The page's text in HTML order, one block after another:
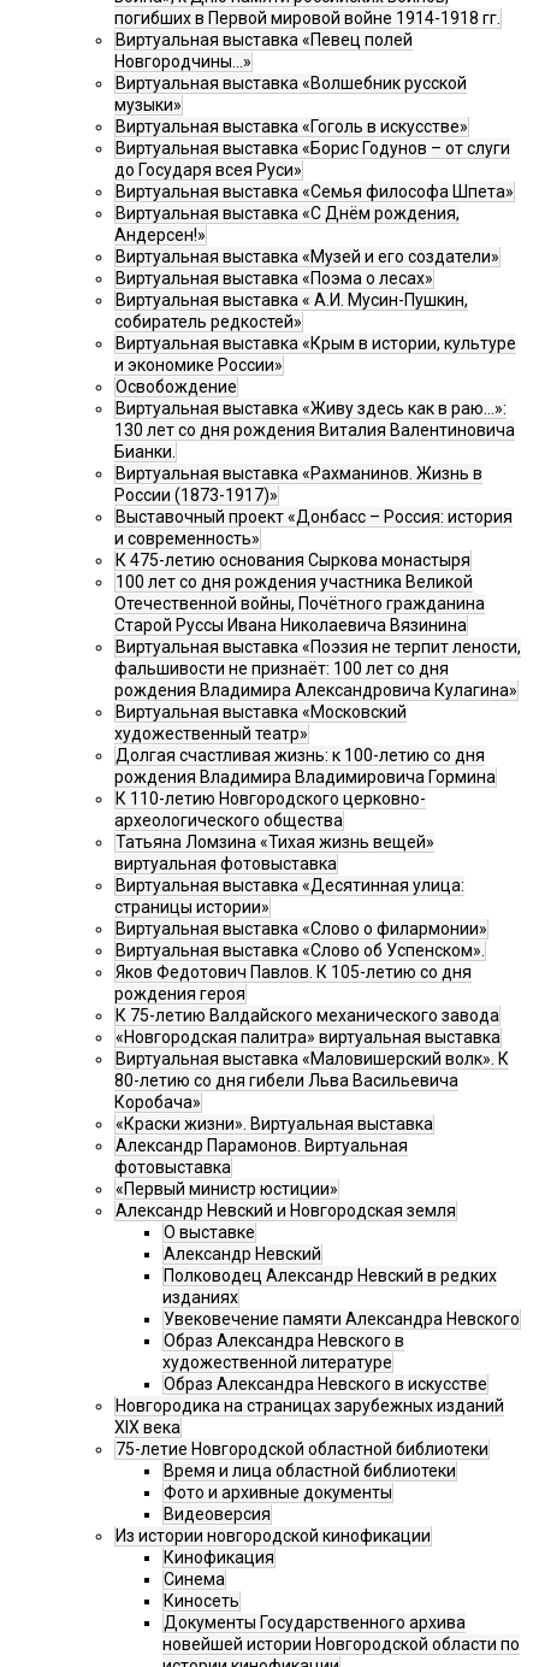
погибших в Первой мировой войне 1914-1918 гг.
Виртуальная выставка «Певец полей
Новгородчины…»
Виртуальная выставка «Волшебник русской
музыки»
Виртуальная выставка «Гоголь в искусстве»
Виртуальная выставка «Борис Годунов – от слуги
до Государя всея Руси»
Виртуальная выставка «Семья философа Шпета»
Виртуальная выставка «С Днём рождения,
Андерсен!»
Виртуальная выставка «Музей и его создатели»
Виртуальная выставка «Поэма о лесах»
Виртуальная выставка « А.И. Мусин-Пушкин,
собиратель редкостей»
Виртуальная выставка «Крым в истории, культуре
и экономике России»
Освобождение
Виртуальная выставка «Живу здесь как в раю…»:
130 лет со дня рождения Виталия Валентиновича
Бианки.
Виртуальная выставка «Рахманинов. Жизнь в
России (1873-1917)»
Выставочный проект «Донбасс – Россия: история
и современность»
К 475-летию основания Сыркова монастыря
100 лет со дня рождения участника Великой
Отечественной войны, Почётного гражданина
Старой Руссы Ивана Николаевича Вязинина
Виртуальная выставка «Поэзия не терпит лености,
фальшивости не признаёт: 100 лет со дня
рождения Владимира Александровича Кулагина»
Виртуальная выставка «Московский
художественный театр»
Долгая счастливая жизнь: к 100-летию со дня
рождения Владимира Владимировича Гормина
К 110-летию Новгородского церковно-
археологического общества
Татьяна Ломзина «Тихая жизнь вещей»
виртуальная фотовыставка
Виртуальная выставка «Десятинная улица:
страницы истории»
Виртуальная выставка «Слово о филармонии»
Виртуальная выставка «Слово об Успенском».
Яков Федотович Павлов. К 105-летию со дня
рождения героя
К 75-летию Валдайского механического завода
«Новгородская палитра» виртуальная выставка
Виртуальная выставка «Маловишерский волк». К
80-летию со дня гибели Льва Васильевича
Коробача»
«Краски жизни». Виртуальная выставка
Александр Парамонов. Виртуальная
фотовыставка
«Первый министр юстиции»
Александр Невский и Новгородская земля
О выставке
Александр Невский
Полководец Александр Невский в редких
изданиях
Увековечение памяти Александра Невского
Образ Александра Невского в
художественной литературе
Образ Александра Невского в искусстве
Новгородика на страницах зарубежных изданий
XIX века
75-летие Новгородской областной библиотеки
Время и лица областной библиотеки
Фото и архивные документы
Видеоверсия
Из истории новгородской кинофикации
Кинофикация
Синема
Киносеть
Документы Государственного архива
новейшей истории Новгородской области по